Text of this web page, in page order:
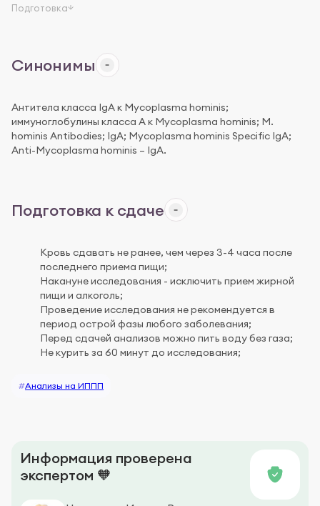
Подготовка
Синонимы
Антитела класса IgA к Mycoplasma hominis;
иммуноглобулины класса A к Mycoplasma hominis; M.
hominis Antibodies; IgA; Mycoplasma hominis Specific IgA;
Anti-Mycoplasma hominis – IgA.
Подготовка к сдаче
Кровь сдавать не ранее, чем через 3-4 часа после
последнего приема пищи;
Накануне исследования - исключить прием жирной
пищи и алкоголь;
Проведение исследования не рекомендуется в
период острой фазы любого заболевания;
Перед сдачей анализов можно пить воду без газа;
Не курить за 60 минут до исследования;
#Анализы на ИППП
Информация проверена
экспертом 🧡